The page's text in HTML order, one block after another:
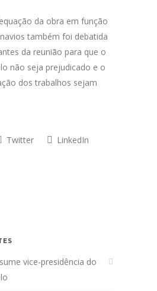
da obra em função
também foi debatida
da reunião para que o
não seja prejudicado e o
dos trabalhos sejam
Twitter
LinkedIn
vice-presidência do